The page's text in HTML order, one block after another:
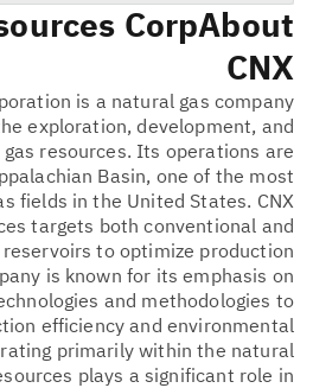
About
Corp.
CNX
is a natural gas company
exploration, development, and
resources. Its operations are
Basin, one of the most
fields in the United States. CNX
targets both conventional and
to optimize production
is known for its emphasis on
and methodologies to
efficiency and environmental
primarily within the natural
plays a significant role in